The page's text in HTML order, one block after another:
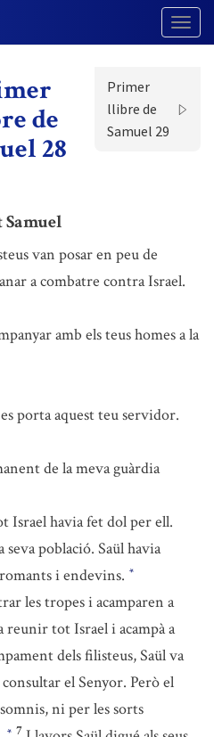
de
28
Primer
llibre de
Samuel 29
van posar en peu de
a combatre contra Israel.
amb els teus homes a la
porta aquest teu servidor.
de la meva guàrdia
Israel havia fet dol per ell.
població. Saül havia
i endevins. *
les tropes i acamparen a
reunir tot Israel i acampà a
dels filisteus, Saül va
el Senyor. Però el
ni per les sorts
* 7